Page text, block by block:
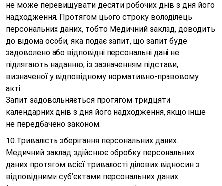
не може перевищувати десяти робочих днів з дня його
надходження. Протягом цього строку володілець
персональних даних, тобто Медичний заклад, доводить
до відома особи, яка подає запит, що запит буде
задоволено або відповідні персональні дані не
підлягають наданню, із зазначенням підстави,
визначеної у відповідному нормативно-правовому
акті.
Запит задовольняється протягом тридцяти
календарних днів з дня його надходження, якщо інше
не передбачено законом.
10.Тривалість зберігання персональних даних.
Медичний заклад здійснює обробку персональних
даних протягом всієї тривалості ділових відносин з
відповідними суб’єктами персональних даних